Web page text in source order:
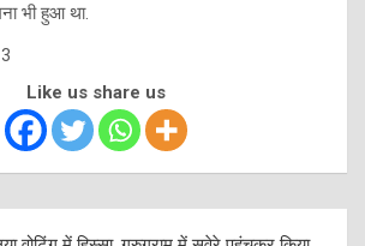
भी हुआ था.
Like us share us